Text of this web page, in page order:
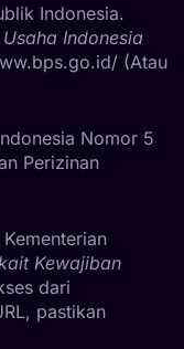
Indonesia.
Indonesia
(Atau
Nomor 5
Perizinan
Kewajiban
dari
pastikan